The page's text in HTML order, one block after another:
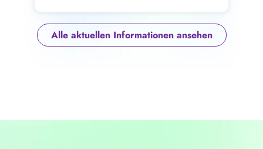
Alle aktuellen Informationen ansehen